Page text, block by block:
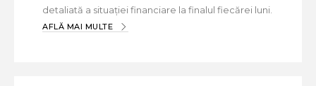
detaliată a situației financiare la finalul fiecărei luni.
AFLĂ MAI MULTE